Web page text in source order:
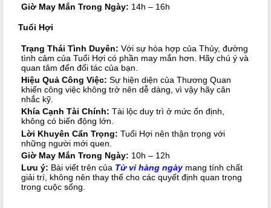
Giờ May Mắn Trong Ngày: 14h – 16h
Tuổi Hợi
Trạng Thái Tình Duyên: Với sự hòa hợp của Thủy, đường
tình cảm của Tuổi Hợi có phần may mắn hơn. Hãy chú ý và
quan tâm đến đối tác của bạn.
Hiệu Quả Công Việc: Sự hiện diện của Thương Quan
khiến công việc không trở nên dễ dàng, vì vậy hãy cân
nhắc kỹ.
Khía Cạnh Tài Chính: Tài lộc duy trì ở mức ổn định,
không có biến động lớn.
Lời Khuyên Cẩn Trọng: Tuổi Hợi nên thận trọng với
những người mới quen.
Giờ May Mắn Trong Ngày: 10h – 12h
Lưu ý: Bài viết trên của Tử vi hàng ngàymang tính chất
giải trí, không nên thay thế cho các quyết định quan trọng
trong cuộc sống.